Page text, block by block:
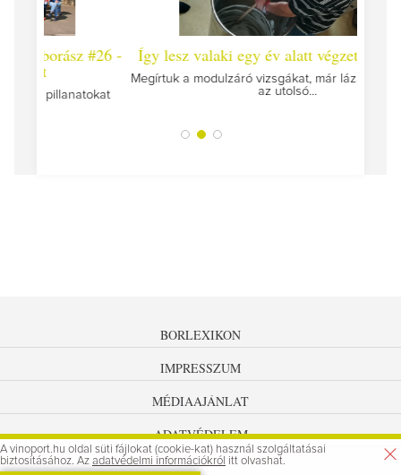
Így lesz valaki egy év alatt végzett borász #25
Megírtuk a modulzáró vizsgákat, már lázasan készülünk
BORLEXIKON
IMPRESSZUM
MÉDIAAJÁNLAT
ADATVÉDELEM
A vinoport.hu oldal süti fájlokat (cookie-kat) használ szolgáltatásai
biztosításához. Az adatvédelmi információkról itt olvashat.